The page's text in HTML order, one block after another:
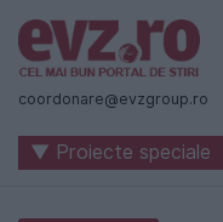
Știri
naționale
internaționale
coordonare@evzgroup.ro
▼ Proiecte speciale